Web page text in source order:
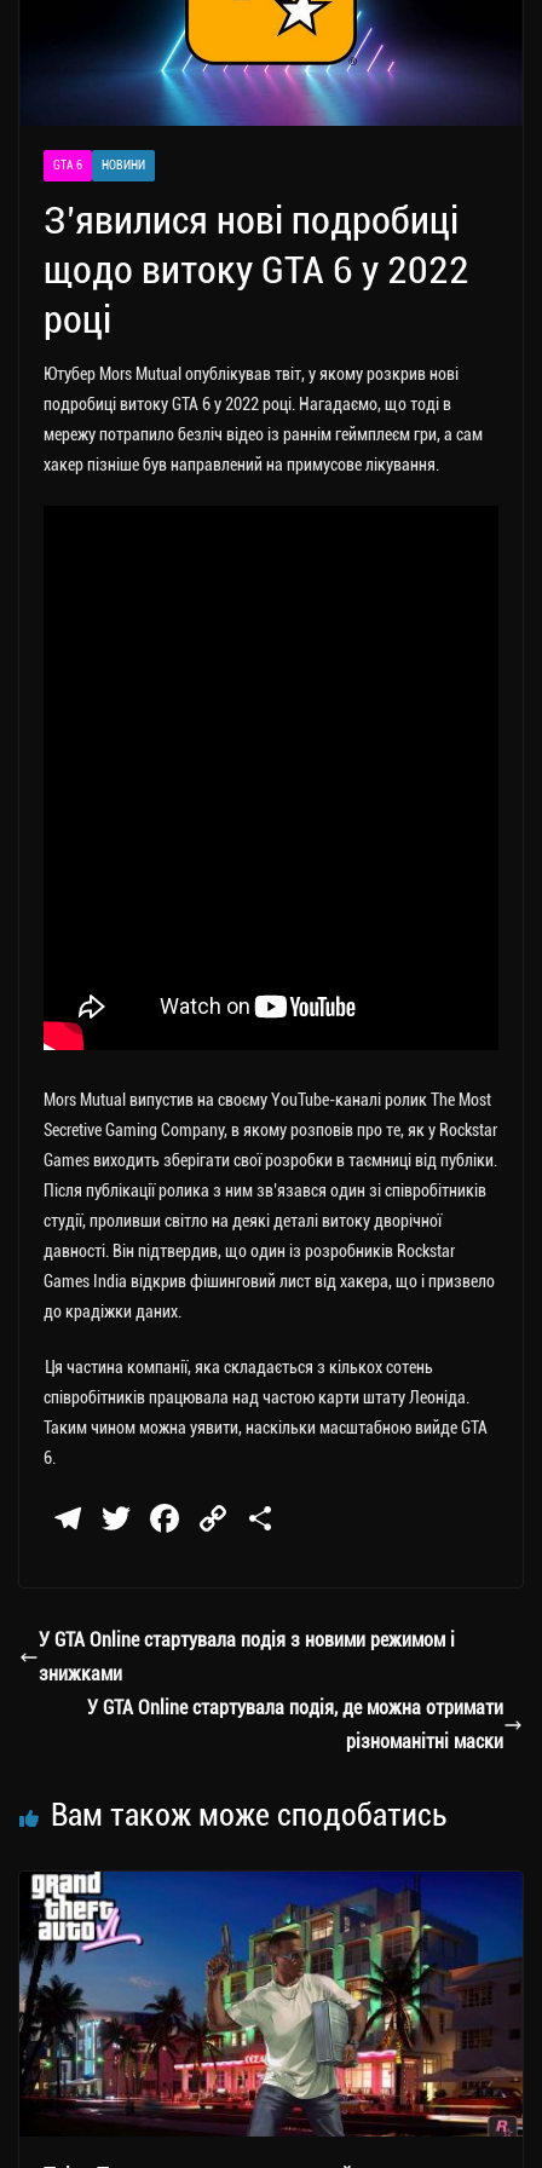
GTA 6 НОВИНИ
З’явилися нові подробиці
щодо витоку GTA 6 у 2022
році
Ютубер Mors Mutual опублікував твіт, у якому розкрив нові
подробиці витоку GTA 6 у 2022 році. Нагадаємо, що тоді в
мережу потрапило безліч відео із раннім геймплеєм гри, а сам
хакер пізніше був направлений на примусове лікування.
Mors Mutual випустив на своєму YouTube-каналі ролик The Most
Secretive Gaming Company, в якому розповів про те, як у Rockstar
Games виходить зберігати свої розробки в таємниці від публіки.
Після публікації ролика з ним зв’язався один зі співробітників
студії, проливши світло на деякі деталі витоку дворічної
давності. Він підтвердив, що один із розробників Rockstar
Games India відкрив фішинговий лист від хакера, що і призвело
до крадіжки даних.
Ця частина компанії, яка складається з кількох сотень
співробітників працювала над частою карти штату Леоніда.
Таким чином можна уявити, наскільки масштабною вийде GTA
6.
Te
a
m
T
er
Fa
ok
C
Li ли
ся
У GTA Online стартувала подія з новими режимом і
знижками
У GTA Online стартувала подія, де можна отримати
різноманітні маски
Вам також може сподобатись